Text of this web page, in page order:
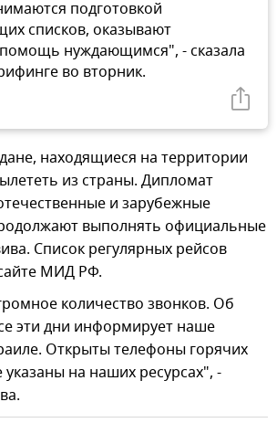
подготовкой
списков, оказывают
нуждающимся", - сказала
во вторник.
находящиеся на территории
из страны. Дипломат
и зарубежные
выполнять официальные
Список регулярных рейсов
МИД РФ.
количество звонков. Об
эти дни информирует наше
Открыты телефоны горячих
на наших ресурсах", -